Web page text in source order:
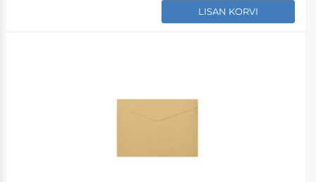
LISAN KORVI